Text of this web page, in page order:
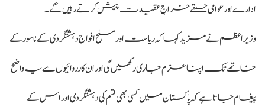
ادارے اور عوامی حلقے خراجِ عقیدت پیش کرتے رہیں گے۔
وزیراعظم نے مزید کہا کہ ریاست اور مسلح افواج دہشتگردی کے ناسور کے
خاتمے تک اپنا عزم جاری رکھیں گی اور ان کارروائیوں سے یہ واضح
پیغام جاتا ہے کہ پاکستان میں کسی بھی قسم کی دہشتگردی اور اس کے